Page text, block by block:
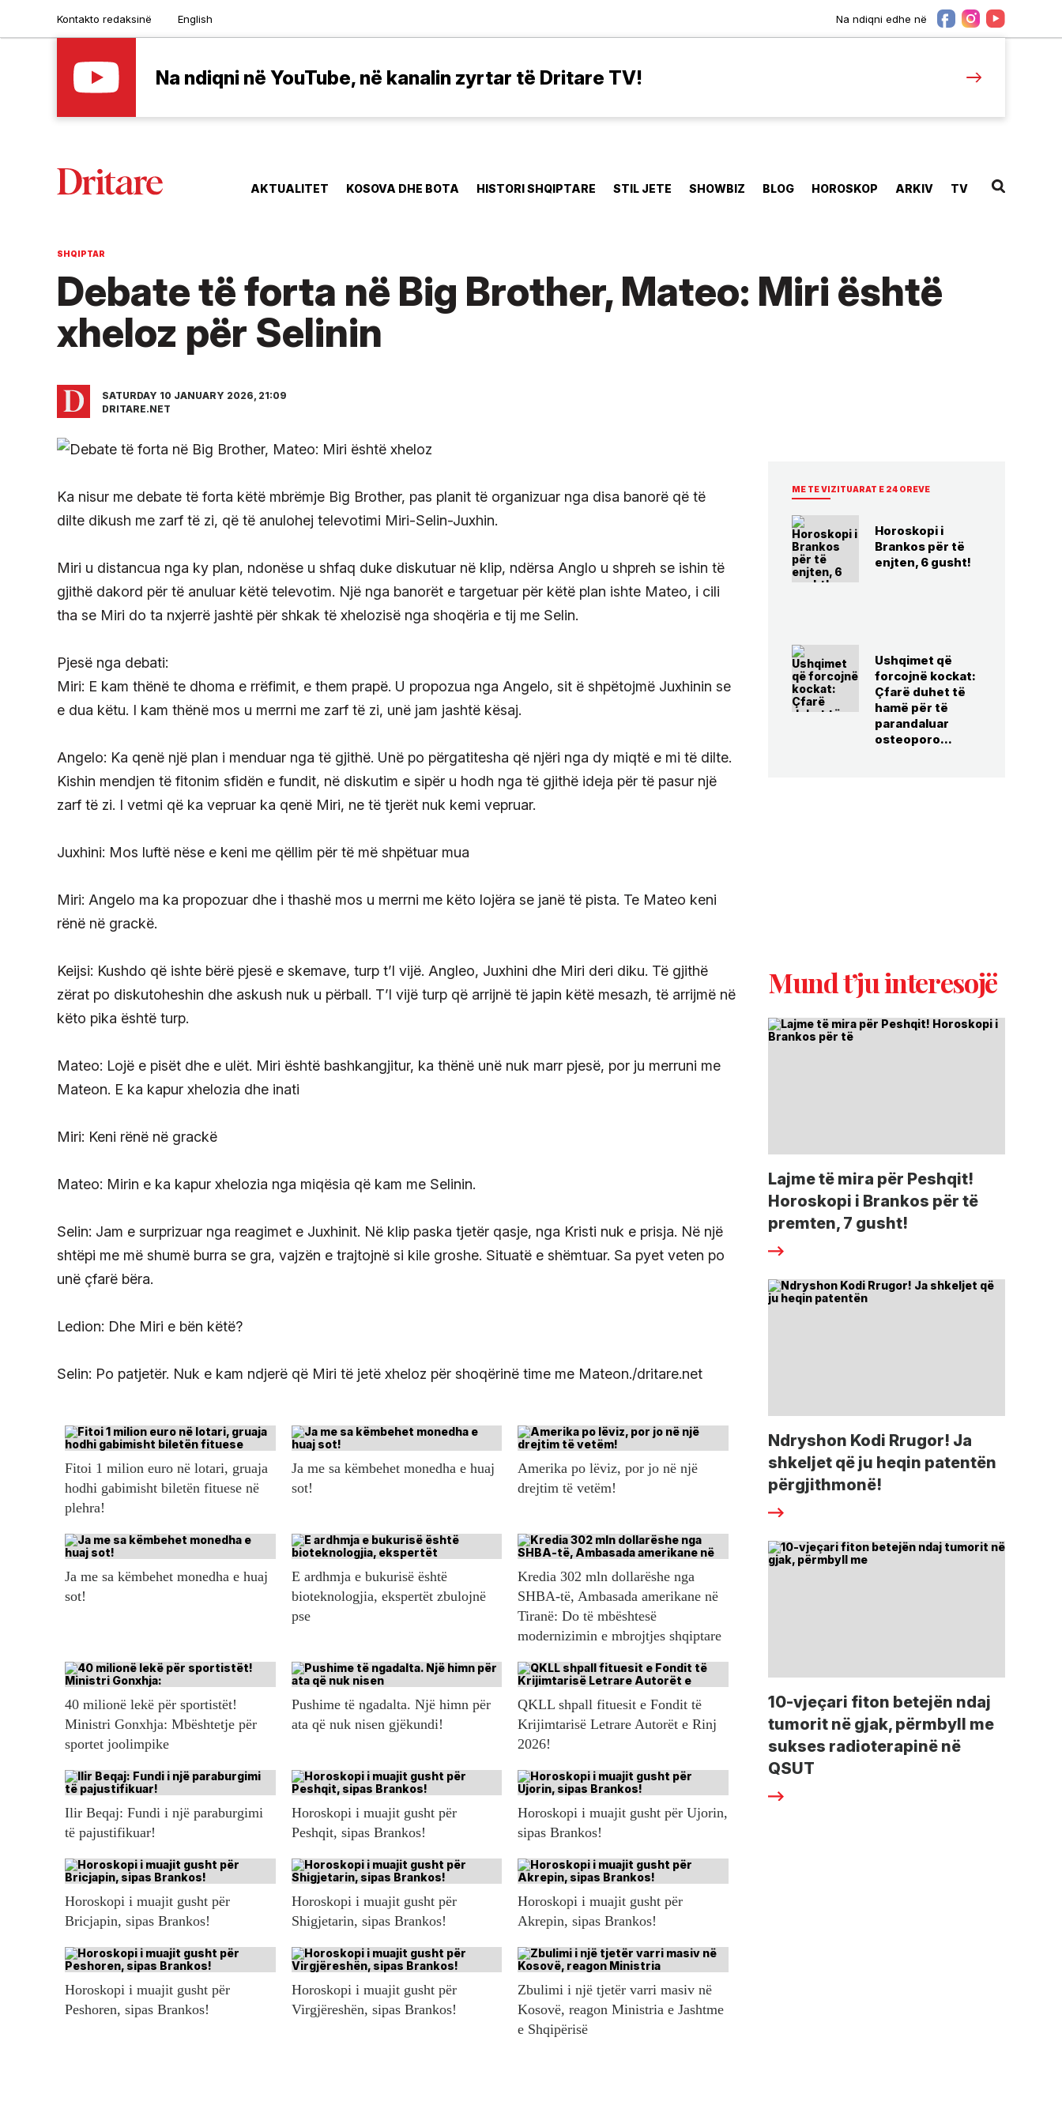
Kontakto redaksinë English Na ndiqni edhe në
Na ndiqni në YouTube, në kanalin zyrtar të Dritare TV!
AKTUALITET KOSOVA DHE BOTA HISTORI SHQIPTARE STIL JETE SHOWBIZ BLOG HOROSKOP ARKIV TV
SHQIPTAR
Debate të forta në Big Brother, Mateo: Miri është
xheloz për Selinin
SATURDAY 10 JANUARY 2026, 21:09
DRITARE.NET
Ka nisur me debate të forta këtë mbrëmje Big Brother, pas planit të organizuar nga disa banorë që të
dilte dikush me zarf të zi, që të anulohej televotimi Miri-Selin-Juxhin.
Miri u distancua nga ky plan, ndonëse u shfaq duke diskutuar në klip, ndërsa Anglo u shpreh se ishin të
gjithë dakord për të anuluar këtë televotim. Një nga banorët e targetuar për këtë plan ishte Mateo, i cili
tha se Miri do ta nxjerrë jashtë për shkak të xhelozisë nga shoqëria e tij me Selin.
Pjesë nga debati:
Miri: E kam thënë te dhoma e rrëfimit, e them prapë. U propozua nga Angelo, sit ë shpëtojmë Juxhinin se
e dua këtu. I kam thënë mos u merrni me zarf të zi, unë jam jashtë kësaj.
Angelo: Ka qenë një plan i menduar nga të gjithë. Unë po përgatitesha që njëri nga dy miqtë e mi të dilte.
Kishin mendjen të fitonim sfidën e fundit, në diskutim e sipër u hodh nga të gjithë ideja për të pasur një
zarf të zi. I vetmi që ka vepruar ka qenë Miri, ne të tjerët nuk kemi vepruar.
Juxhini: Mos luftë nëse e keni me qëllim për të më shpëtuar mua
Miri: Angelo ma ka propozuar dhe i thashë mos u merrni me këto lojëra se janë të pista. Te Mateo keni
rënë në grackë.
Keijsi: Kushdo që ishte bërë pjesë e skemave, turp t’I vijë. Angleo, Juxhini dhe Miri deri diku. Të gjithë
zërat po diskutoheshin dhe askush nuk u përball. T’I vijë turp që arrijnë të japin këtë mesazh, të arrijmë në
këto pika është turp.
Mateo: Lojë e pisët dhe e ulët. Miri është bashkangjitur, ka thënë unë nuk marr pjesë, por ju merruni me
Mateon. E ka kapur xhelozia dhe inati
Miri: Keni rënë në grackë
Mateo: Mirin e ka kapur xhelozia nga miqësia që kam me Selinin.
Selin: Jam e surprizuar nga reagimet e Juxhinit. Në klip paska tjetër qasje, nga Kristi nuk e prisja. Në një
shtëpi me më shumë burra se gra, vajzën e trajtojnë si kile groshe. Situatë e shëmtuar. Sa pyet veten po
unë çfarë bëra.
Ledion: Dhe Miri e bën këtë?
Selin: Po patjetër. Nuk e kam ndjerë që Miri të jetë xheloz për shoqërinë time me Mateon./dritare.net
Fitoi 1 milion euro në lotari, gruaja
hodhi gabimisht biletën fituese në
plehra!
Ja me sa këmbehet monedha e huaj
sot!
Amerika po lëviz, por jo në një
drejtim të vetëm!
Ja me sa këmbehet monedha e huaj
sot!
E ardhmja e bukurisë është
bioteknologjia, ekspertët zbulojnë
pse
Kredia 302 mln dollarëshe nga
SHBA-të, Ambasada amerikane në
Tiranë: Do të mbështesë
modernizimin e mbrojtjes shqiptare
40 milionë lekë për sportistët!
Ministri Gonxhja: Mbështetje për
sportet joolimpike
Pushime të ngadalta. Një himn për
ata që nuk nisen gjëkundi!
QKLL shpall fituesit e Fondit të
Krijimtarisë Letrare Autorët e Rinj
2026!
Ilir Beqaj: Fundi i një paraburgimi
të pajustifikuar!
Horoskopi i muajit gusht për
Peshqit, sipas Brankos!
Horoskopi i muajit gusht për Ujorin,
sipas Brankos!
Horoskopi i muajit gusht për
Bricjapin, sipas Brankos!
Horoskopi i muajit gusht për
Shigjetarin, sipas Brankos!
Horoskopi i muajit gusht për
Akrepin, sipas Brankos!
Horoskopi i muajit gusht për
Peshoren, sipas Brankos!
Horoskopi i muajit gusht për
Virgjëreshën, sipas Brankos!
Zbulimi i një tjetër varri masiv në
Kosovë, reagon Ministria e Jashtme
e Shqipërisë
ME TE VIZITUARAT E 24 OREVE
Horoskopi i
Brankos për të
enjten, 6 gusht!
Ushqimet që
forcojnë kockat:
Çfarë duhet të
hamë për të
parandaluar
osteoporo...
Mund t’ju interesojë
Lajme të mira për Peshqit!
Horoskopi i Brankos për të
premten, 7 gusht!
Ndryshon Kodi Rrugor! Ja
shkeljet që ju heqin patentën
përgjithmonë!
10-vjeçari fiton betejën ndaj
tumorit në gjak, përmbyll me
sukses radioterapinë në
QSUT